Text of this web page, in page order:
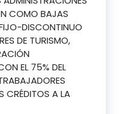
COMO BAJAS
DISCONTINUO
DE TURISMO,
EL 75% DEL
CRÉDITOS A LA